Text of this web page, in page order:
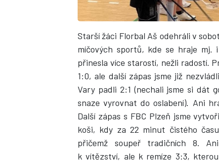
Starší žáci Florbal Aš odehráli v
míčových sportů, kde se hraje mj.
přinesla více starostí, nežli radostí.
1:0, ale další zápas jsme již
Vary padli 2:1 (nechali jsme si dát
snaze vyrovnat do oslabení). Ani
Další zápas s FBC Plzeň jsme
koši, kdy za 22 minut čistého
přičemž soupeř tradičních 8.
k vítězství, ale k remíze 3:3,